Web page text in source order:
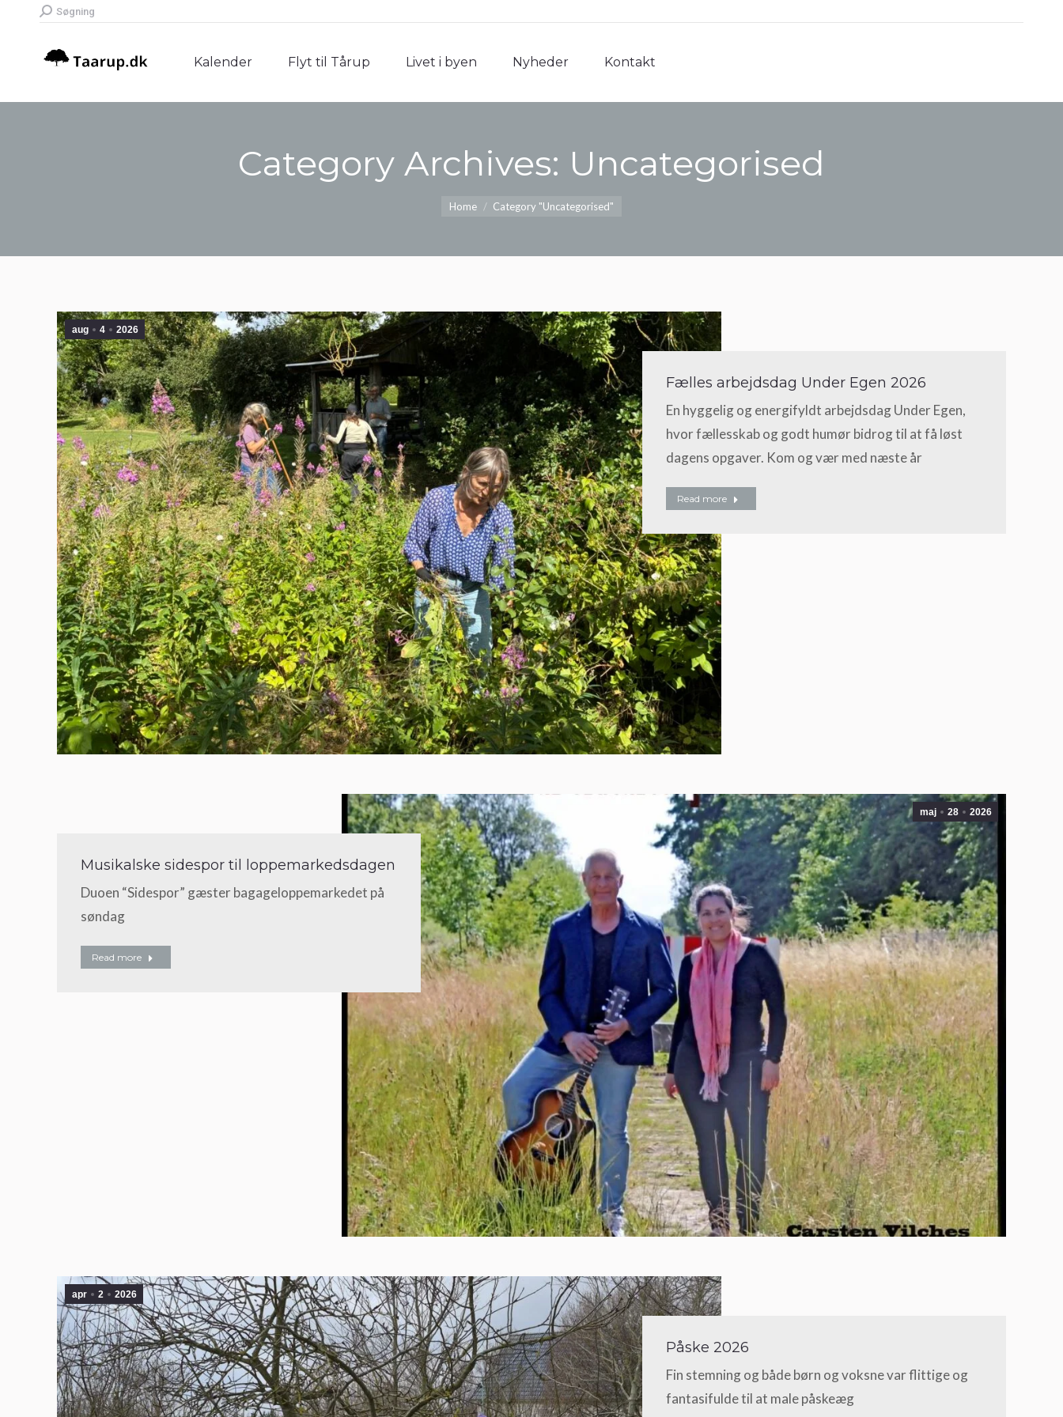
Search:
Søgning
Kalender Flyt til Tårup Livet i byen Nyheder Kontakt
Category Archives: Uncategorised
Home Category "Uncategorised"
aug 4 2026
Fælles arbejdsdag Under Egen 2026
En hyggelig og energifyldt arbejdsdag Under Egen,
hvor fællesskab og godt humør bidrog til at få løst
dagens opgaver. Kom og vær med næste år
Read more
maj 28 2026
Musikalske sidespor til loppemarkedsdagen
Duoen “Sidespor” gæster bagageloppemarkedet på
søndag
Read more
apr 2 2026
Påske 2026
Fin stemning og både børn og voksne var flittige og
fantasifulde til at male påskeæg
Kalender Flyt til Tårup Livet i byen Nyheder Kontakt